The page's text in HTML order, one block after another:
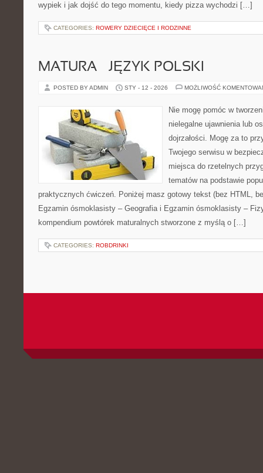
wypiek i jak dojść do tego momentu, kiedy pizza wychodzi […]
CATEGORIES: ROWERY DZIECIĘCE I RODZINNE
MATURA – JĘZYK POLSKI
POSTED BY ADMIN STY - 12 - 2026 MOŻLIWOŚĆ
Nie mogę pomóc w
nielegalne ujawnienia lub
dojrzałości. Mogę za to
Twojego serwisu w
miejsca do rzetelnych
tematów na podstawie
praktycznych ćwiczeń. Poniżej masz gotowy tekst (bez HTML,
Egzamin ósmoklasisty – Geografia i Egzamin ósmoklasisty –
kompendium powtórek maturalnych stworzone z myślą o […]
CATEGORIES: ROBDRINKI